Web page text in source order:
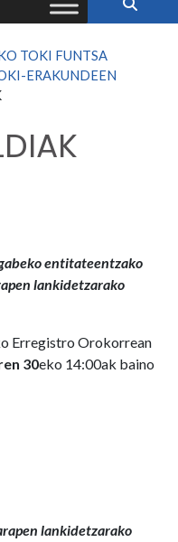
TOKI FUNTSA
ERAKUNDEEN
entitateentzako
lankidetzarako
Erregistro Orokorrean
30eko 14:00ak baino
lankidetzarako